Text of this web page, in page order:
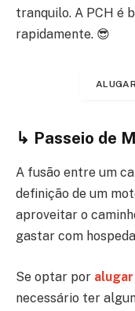
tranquilo. A PCH é
rapidamente. 😎
↳ Passeio de
A fusão entre um
definição de um
aproveitar o
gastar com
Se optar por
necessário ter